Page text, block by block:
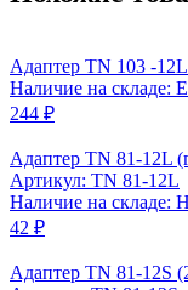
Адаптер TN 103 -
Наличие на складе:
244 ₽
Адаптер TN 81-12L
Артикул: TN 81-12L
Наличие на складе:
42 ₽
Адаптер TN 81-12S